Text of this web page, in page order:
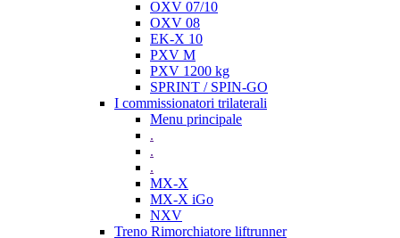
OXV 07/10
OXV 08
EK-X 10
PXV M
PXV 1200 kg
SPRINT / SPIN-GO
I commissionatori trilaterali
Menu principale
.
.
.
MX-X
MX-X iGo
NXV
Treno Rimorchiatore liftrunner